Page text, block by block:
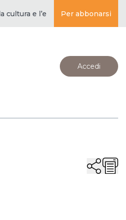
e l’educazione ·Per abbonarsi
Accedi